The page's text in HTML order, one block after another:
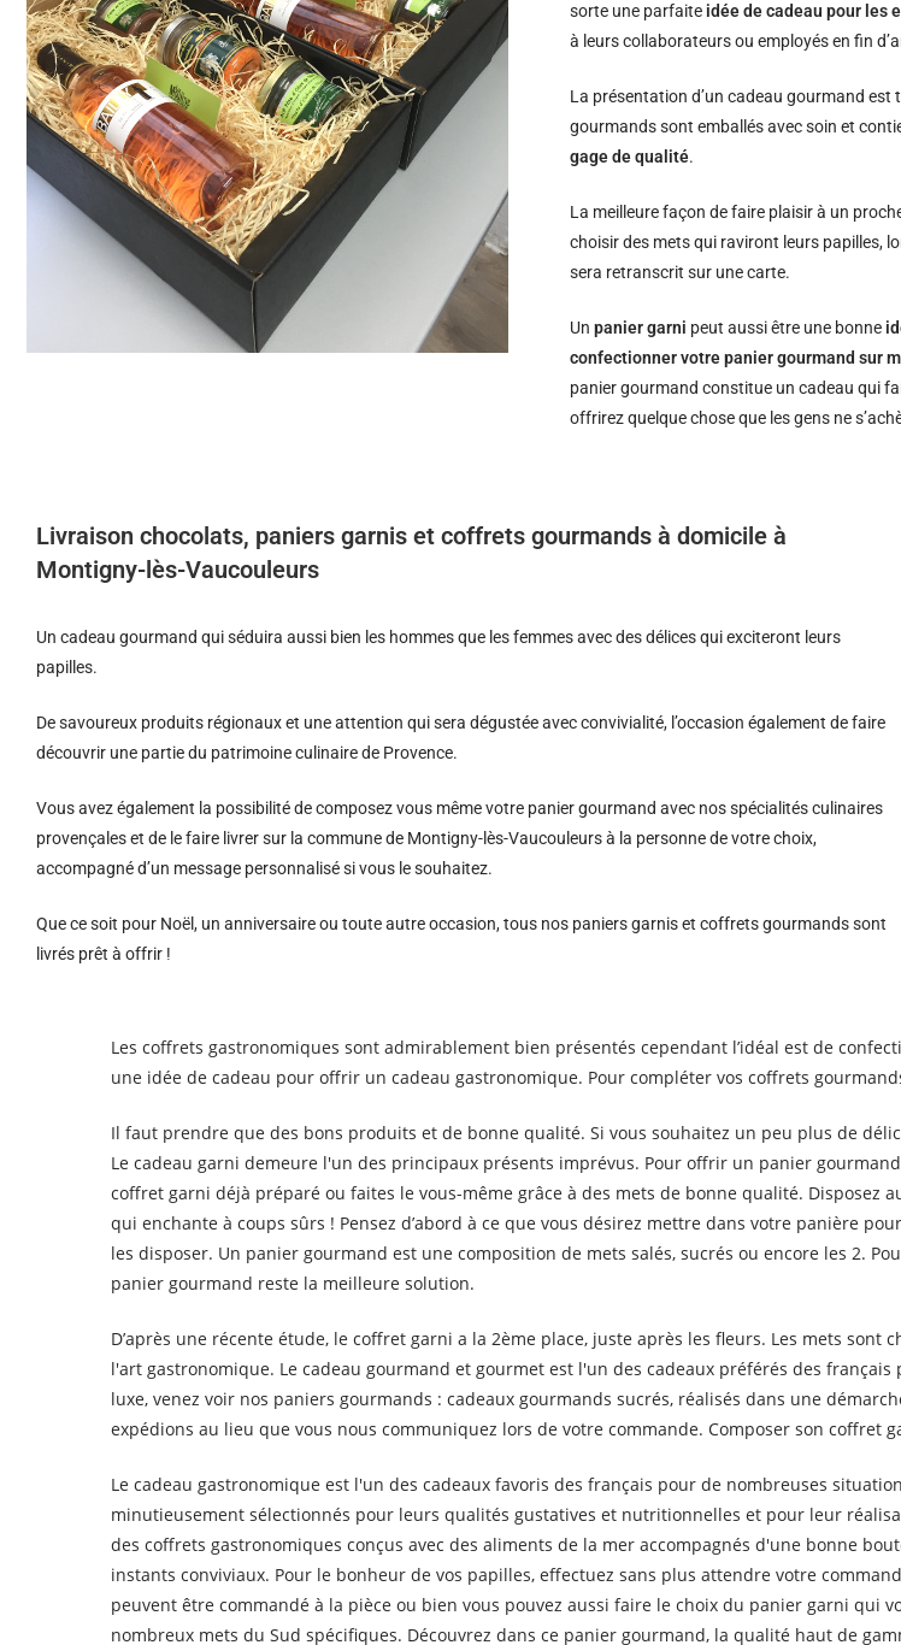
sorte une parfaite idée de cadeau pour les
à leurs collaborateurs ou employés en fin
La présentation d’un cadeau gourmand
gourmands sont emballés avec soin et
gage de qualité.
La meilleure façon de faire plaisir à un
choisir des mets qui raviront leurs papilles,
sera retranscrit sur une carte.
Unpanier garni peut aussi être une bonne
confectionner votre panier gourmand sur
panier gourmand constitue un cadeau qui
offrirez quelque chose que les gens ne
Livraison chocolats, paniers garnis et coffrets gourmands à domicile à
Montigny-lès-Vaucouleurs
Un cadeau gourmand qui séduira aussi bien les hommes que les femmes avec des délices qui exciteront leurs
papilles.
De savoureux produits régionaux et une attention qui sera dégustée avec convivialité, l’occasion également de faire
découvrir une partie du patrimoine culinaire de Provence.
Vous avez également la possibilité de composez vous même votre panier gourmand avec nos spécialités culinaires
provençales et de le faire livrer sur la commune de Montigny-lès-Vaucouleurs à la personne de votre choix,
accompagné d’un message personnalisé si vous le souhaitez.
Que ce soit pour Noël, un anniversaire ou toute autre occasion, tous nos paniers garnis et coffrets gourmands sont
livrés prêt à offrir !
Les coffrets gastronomiques sont admirablement bien présentés cependant l’idéal est de
une idée de cadeau pour offrir un cadeau gastronomique. Pour compléter vos coffrets
Il faut prendre que des bons produits et de bonne qualité. Si vous souhaitez un peu plus de
Le cadeau garni demeure l'un des principaux présents imprévus. Pour offrir un panier
coffret garni déjà préparé ou faites le vous-même grâce à des mets de bonne qualité. Disposez
qui enchante à coups sûrs ! Pensez d’abord à ce que vous désirez mettre dans votre panière
les disposer. Un panier gourmand est une composition de mets salés, sucrés ou encore les 2.
panier gourmand reste la meilleure solution.
D’après une récente étude, le coffret garni a la 2ème place, juste après les fleurs. Les mets
l'art gastronomique. Le cadeau gourmand et gourmet est l'un des cadeaux préférés des
luxe, venez voir nos paniers gourmands : cadeaux gourmands sucrés, réalisés dans une
expédions au lieu que vous nous communiquez lors de votre commande. Composer son coffret
Le cadeau gastronomique est l'un des cadeaux favoris des français pour de nombreuses
minutieusement sélectionnés pour leurs qualités gustatives et nutritionnelles et pour leur
des coffrets gastronomiques conçus avec des aliments de la mer accompagnés d'une bonne
instants conviviaux. Pour le bonheur de vos papilles, effectuez sans plus attendre votre
peuvent être commandé à la pièce ou bien vous pouvez aussi faire le choix du panier garni qui
nombreux mets du Sud spécifiques. Découvrez dans ce panier gourmand, la qualité haut de